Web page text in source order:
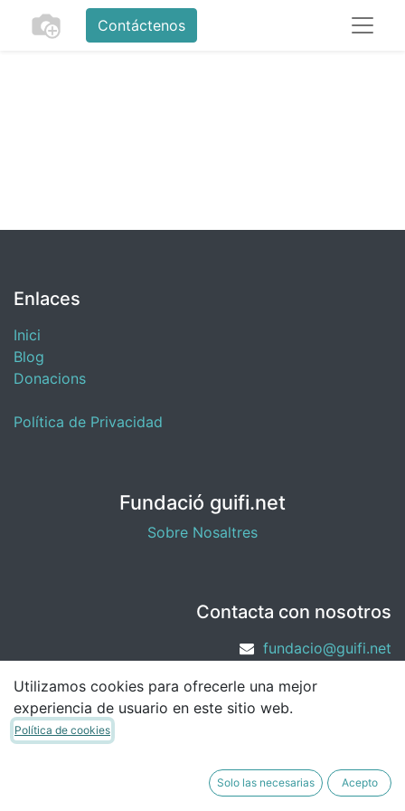
Contáctenos
Enlaces
Inici
Blog
​Donacions
Política de Privacidad
Fundació guifi.net
Sobre Nosaltres
Contacta con nosotros
fundacio@guifi.net
Copyright © Fundació guifi.net Español
Utilizamos cookies para ofrecerle una mejor
experiencia de usuario en este sitio web.
Política de cookies
Solo las necesarias Acepto